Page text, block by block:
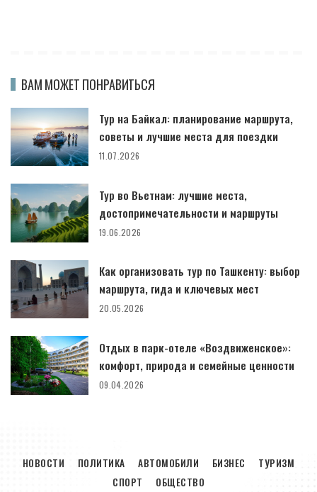
ВАМ МОЖЕТ ПОНРАВИТЬСЯ
Тур на Байкал: планирование маршрута,
советы и лучшие места для поездки
11.07.2026
Тур во Вьетнам: лучшие места,
достопримечательности и маршруты
19.06.2026
Как организовать тур по Ташкенту: выбор
маршрута, гида и ключевых мест
20.05.2026
Отдых в парк-отеле «Воздвиженское»:
комфорт, природа и семейные ценности
09.04.2026
НОВОСТИ ПОЛИТИКА АВТОМОБИЛИ БИЗНЕС
ТУРИЗМ
СПОРТ
ОБЩЕСТВО